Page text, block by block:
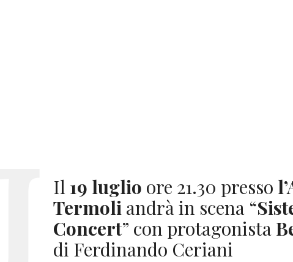
Il 19 luglio ore 21.30 presso
Termoli andrà in scena “
Concert” con protagonista
di Ferdinando Ceriani